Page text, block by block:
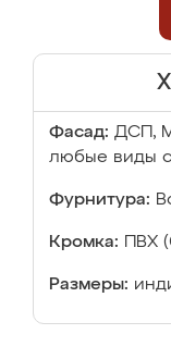
Фасад: ДСП,
любые виды
Фурнитура:
Кромка: ПВХ
Размеры: